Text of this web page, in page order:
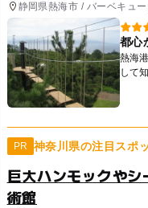
静岡県熱海市 / バーベキュ
都心
熱海
して
施設が
PR 神奈川県の注目スポ
巨大ハンモックや
術館